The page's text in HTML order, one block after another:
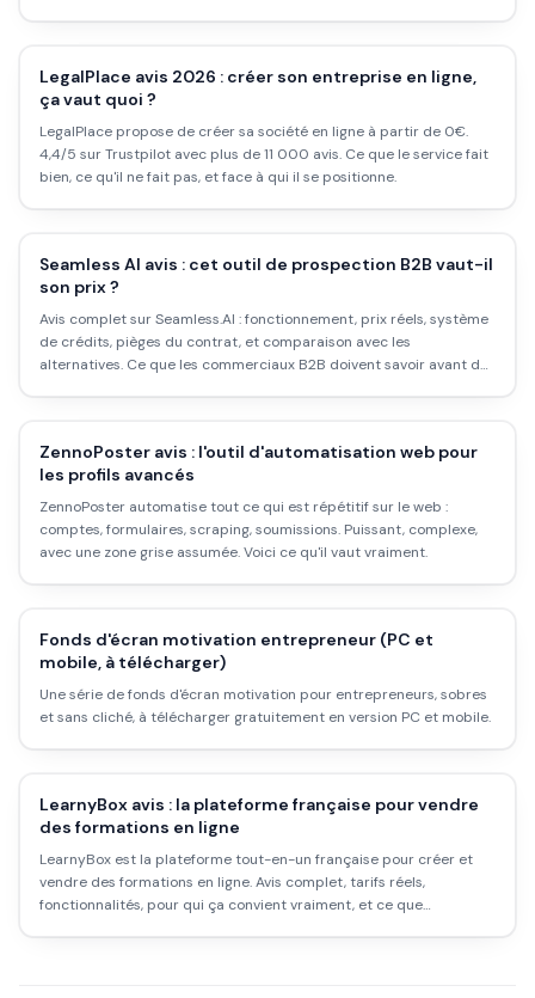
LegalPlace avis 2026 : créer son entreprise en ligne,
ça vaut quoi ?
LegalPlace propose de créer sa société en ligne à partir de 0€.
4,4/5 sur Trustpilot avec plus de 11 000 avis. Ce que le service fait
bien, ce qu'il ne fait pas, et face à qui il se positionne.
Seamless AI avis : cet outil de prospection B2B vaut-il
son prix ?
Avis complet sur Seamless.AI : fonctionnement, prix réels, système
de crédits, pièges du contrat, et comparaison avec les
alternatives. Ce que les commerciaux B2B doivent savoir avant de
ZennoPoster avis : l'outil d'automatisation web pour
les profils avancés
ZennoPoster automatise tout ce qui est répétitif sur le web :
comptes, formulaires, scraping, soumissions. Puissant, complexe,
avec une zone grise assumée. Voici ce qu'il vaut vraiment.
Fonds d'écran motivation entrepreneur (PC et
mobile, à télécharger)
Une série de fonds d'écran motivation pour entrepreneurs, sobres
et sans cliché, à télécharger gratuitement en version PC et mobile.
LearnyBox avis : la plateforme française pour vendre
des formations en ligne
LearnyBox est la plateforme tout-en-un française pour créer et
vendre des formations en ligne. Avis complet, tarifs réels,
fonctionnalités, pour qui ça convient vraiment, et ce que